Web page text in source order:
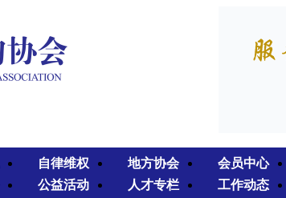
自律维权 地方协会 会员中心
公益活动 人才专栏 工作动态